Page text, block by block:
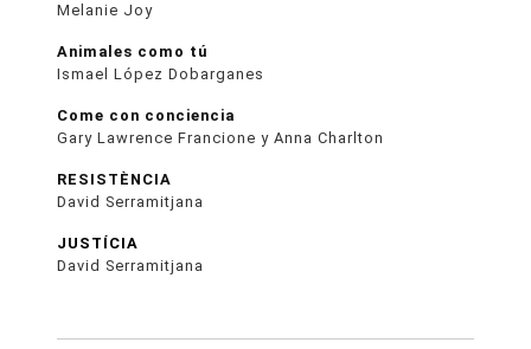
Melanie Joy
Animales como tú
Ismael López Dobarganes
Come con conciencia
Gary Lawrence Francione y Anna Charlton
RESISTÈNCIA
David Serramitjana
JUSTÍCIA
David Serramitjana